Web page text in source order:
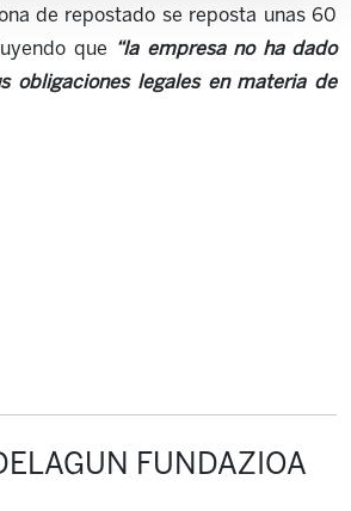
de repostado se reposta unas 60
que “la empresa no ha dado
obligaciones legales en materia de
FUNDAZIOA